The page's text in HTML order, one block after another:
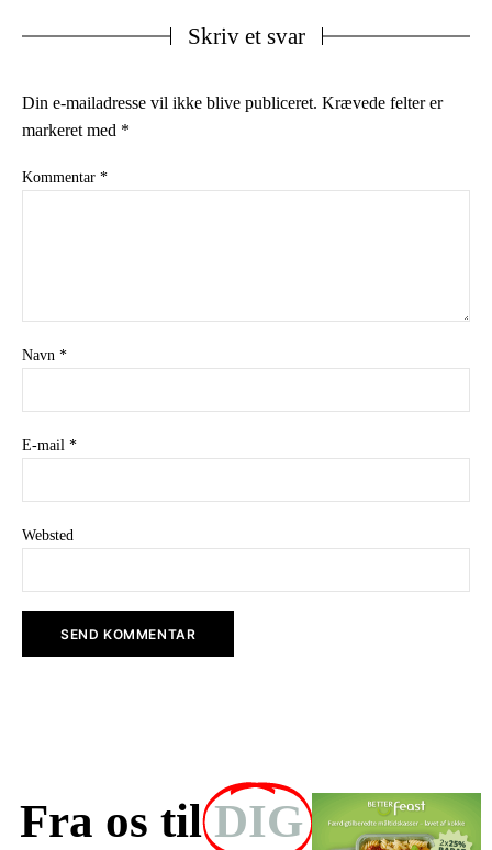
Skriv et svar
Din e-mailadresse vil ikke blive publiceret. Krævede felter er
markeret med *
Kommentar *
Navn *
E-mail *
Websted
Fra os tilDIG